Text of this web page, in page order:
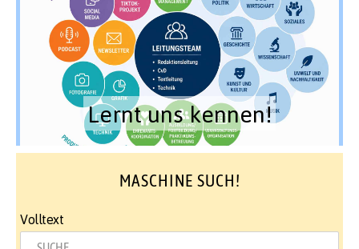
Lernt uns kennen!
MASCHINE SUCH!
Volltext